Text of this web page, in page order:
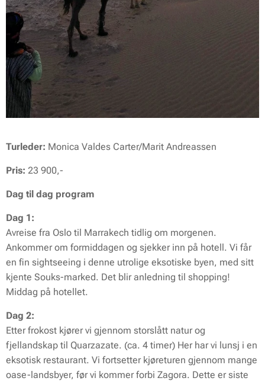
Turleder: Monica Valdes Carter/Marit Andreassen
Pris: 23 900,-
Dag til dag program
Dag 1:
Avreise fra Oslo til Marrakech tidlig om morgenen.
Ankommer om formiddagen og sjekker inn på hotell. Vi får
en fin sightseeing i denne utrolige eksotiske byen, med sitt
kjente Souks-marked. Det blir anledning til shopping!
Middag på hotellet.
Dag 2:
Etter frokost kjører vi gjennom storslått natur og
fjellandskap til Quarzazate. (ca. 4 timer) Her har vi lunsj i en
eksotisk restaurant. Vi fortsetter kjøreturen gjennom mange
oase-landsbyer, før vi kommer forbi Zagora. Dette er siste